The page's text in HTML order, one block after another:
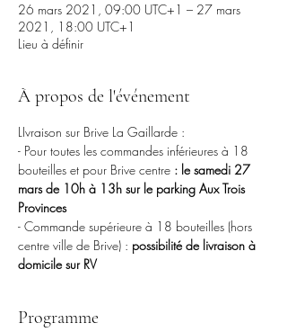
26 mars 2021, 09:00 UTC+1 – 27 mars
2021, 18:00 UTC+1
Lieu à définir
À propos de l'événement
LIvraison sur Brive La Gaillarde :
- Pour toutes les commandes inférieures à 18
bouteilles et pour Brive centre : le samedi 27
mars de 10h à 13h sur le parking Aux Trois
Provinces
- Commande supérieure à 18 bouteilles (hors
centre ville de Brive) : possibilité de livraison à
domicile sur RV
Programme